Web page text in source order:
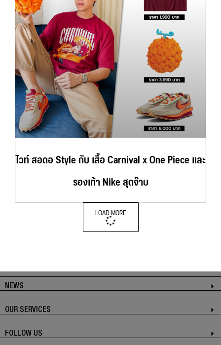
ไวท์ สอดอ Style กับ เสื้อ Carnival x One Piece และ
รองเท้า Nike สุดจ๊าบ
LOAD MORE
NEWS
OUR SERVICES
FOLLOW US